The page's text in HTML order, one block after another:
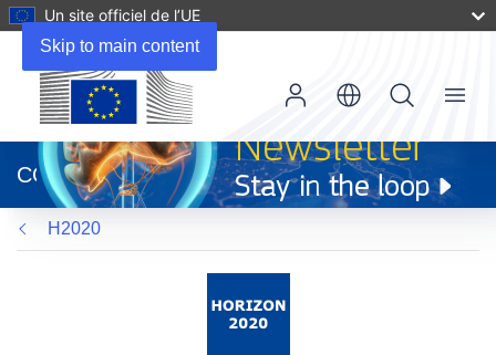
Skip to main content
Un site officiel de l’UE
dans
une
nouvelle
fenêtre)
CORDIS
Menu
H2020